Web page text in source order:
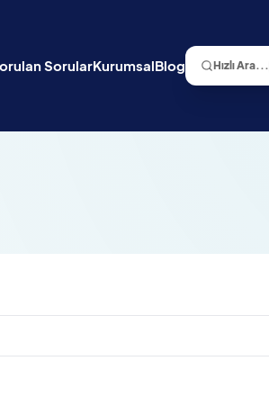
SorularKurumsalBlog Hızlı Ara...